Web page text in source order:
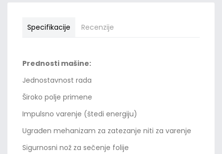
Specifikacije Recenzije
Prednosti mašine:
Jednostavnost rada
Široko polje primene
Impulsno varenje (štedi energiju)
Ugrađen mehanizam za zatezanje niti za varenje
Sigurnosni nož za sečenje folije